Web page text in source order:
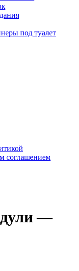
под туалет
соглашением
—